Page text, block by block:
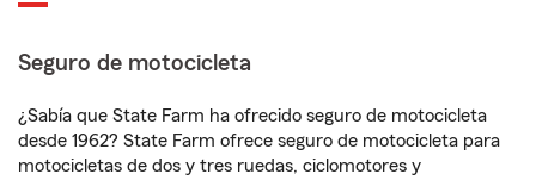
Seguro de motocicleta
¿Sabía que State Farm ha ofrecido seguro de motocicleta
desde 1962? State Farm ofrece seguro de motocicleta para
motocicletas de dos y tres ruedas, ciclomotores y